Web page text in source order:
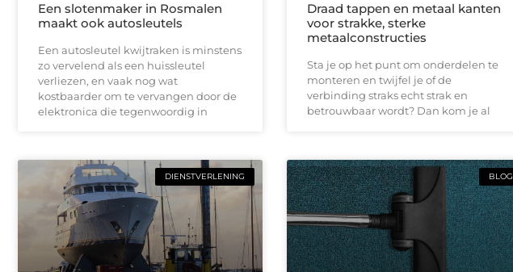
Een slotenmaker in Rosmalen
maakt ook autosleutels
Een autosleutel kwijtraken is minstens
zo vervelend als een huissleutel
verliezen, en vaak nog wat
kostbaarder om te vervangen door de
elektronica die tegenwoordig in
Draad tappen en metaal kanten
voor strakke, sterke
metaalconstructies
Sta je op het punt om onderdelen te
monteren en twijfel je of de
verbinding straks echt strak en
betrouwbaar wordt? Dan kom je al
DIENSTVERLENING BLOG